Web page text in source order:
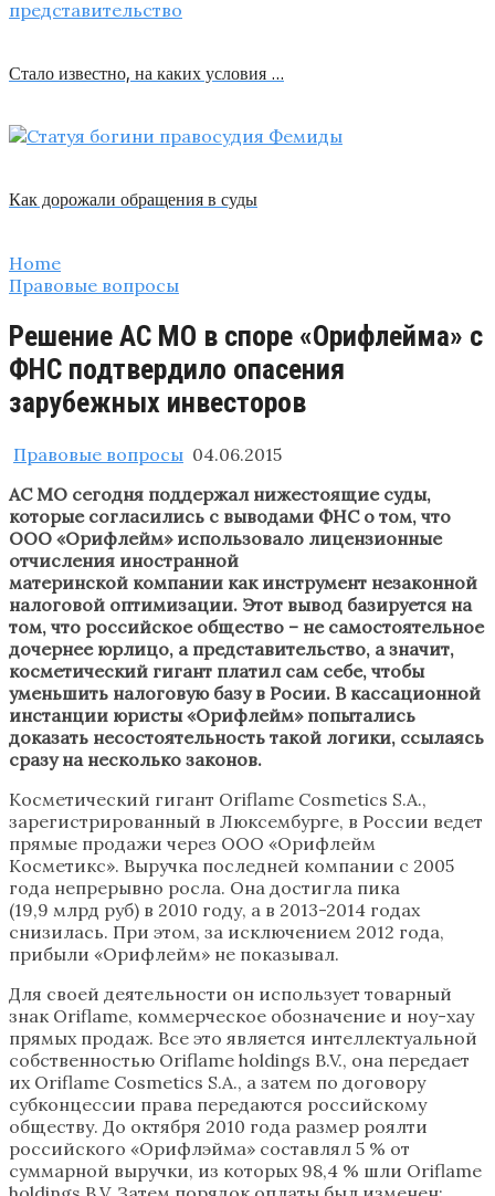
Стало известно, на каких условия …
Как дорожали обращения в суды
Home
Правовые вопросы
Решение АС МО в споре «Орифлейма» с
ФНС подтвердило опасения
зарубежных инвесторов
Правовые вопросы 04.06.2015
АС МО сегодня поддержал нижестоящие суды,
которые согласились с выводами ФНС о том, что
ООО «Орифлейм» использовало лицензионные
отчисления иностранной
материнской компании как инструмент незаконной
налоговой оптимизации. Этот вывод базируется на
том, что российское общество – не самостоятельное
дочернее юрлицо, а представительство, а значит,
косметический гигант платил сам себе, чтобы
уменьшить налоговую базу в Росии. В кассационной
инстанции юристы «Орифлейм» попытались
доказать несостоятельность такой логики, ссылаясь
сразу на несколько законов.
Косметический гигант Oriflame Cosmetics S.A.,
зарегистрированный в Люксембурге, в России ведет
прямые продажи через ООО «Орифлейм
Косметикс». Выручка последней компании с 2005
года непрерывно росла. Она достигла пика
(19,9 млрд руб) в 2010 году, а в 2013-2014 годах
снизилась. При этом, за исключением 2012 года,
прибыли «Орифлейм» не показывал.
Для своей деятельности он использует товарный
знак Oriflame, коммерческое обозначение и ноу-хау
прямых продаж. Все это является интеллектуальной
собственностью Oriflame holdings B.V., она передает
их Oriflame Cosmetics S.A., а затем по договору
субконцессии права передаются российскому
обществу. До октября 2010 года размер роялти
российского «Орифлэйма» составлял 5 % от
суммарной выручки, из которых 98,4 % шли Oriflame